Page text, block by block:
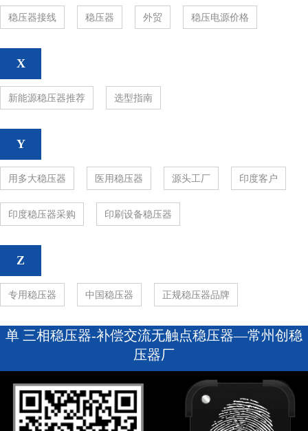
稳压器接线 稳压器 外贸 稳压电源价格
X
新能源稳压器推荐 选型指南
Y
用多大稳压器 医用稳压器 源头工厂 印度客户
印度稳压器采购 印刷设备稳压器
Z
专用稳压器 中国稳压器 正规稳压器品牌
单 三相稳压器-补偿交流无触点稳压器—常州创稳
压器厂